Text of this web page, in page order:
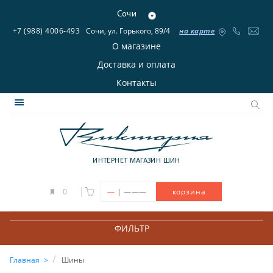
Сочи
+7 (988) 4006-493 Сочи, ул. Горького, 89/4 на карте
О магазине
Доставка и оплата
Контакты
ИНТЕРНЕТ МАГАЗИН ШИН
0 — | ——— корзина
ФИЛЬТР
Главная Шины